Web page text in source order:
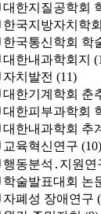
대한지질공학회
한국지방자치학
한국통신학회 학
대한내과학회지
자치발전 (11)
대한기계학회 춘
대한피부과학회
대한내과학회 추
교육혁신연구 (10)
행동분석․지원연
학술발표대회 논
자폐성 장애연구